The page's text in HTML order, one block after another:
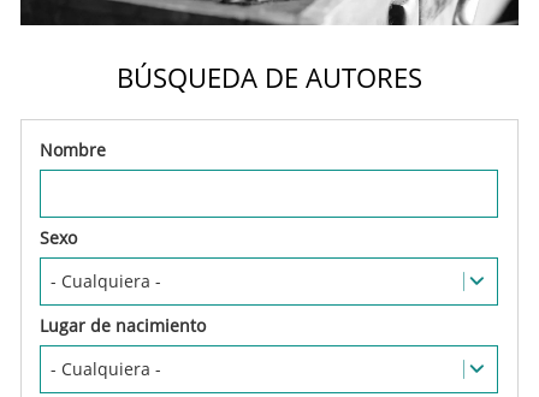
BÚSQUEDA DE AUTORES
Nombre
Sexo
Lugar de nacimiento